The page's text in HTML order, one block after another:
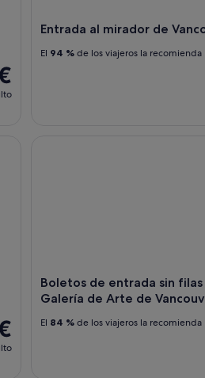
Entrada al mirador de
El 94 % de los viajeros la recomienda
Boletos de entrada sin filas
Galería de Arte de
El 84 % de los viajeros la recomienda